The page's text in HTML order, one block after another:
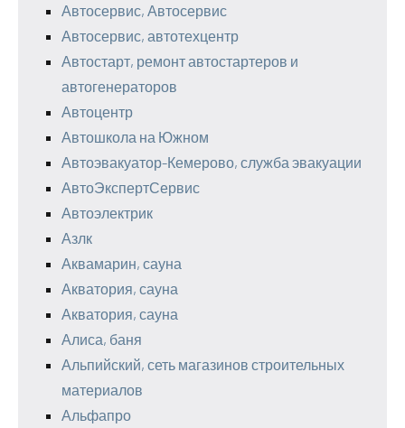
Автосервис, Автосервис
Автосервис, автотехцентр
Автостарт, ремонт автостартеров и
автогенераторов
Автоцентр
Автошкола на Южном
Автоэвакуатор-Кемерово, служба эвакуации
АвтоЭкспертСервис
Автоэлектрик
Азлк
Аквамарин, сауна
Акватория, сауна
Акватория, сауна
Алиса, баня
Альпийский, сеть магазинов строительных
материалов
Альфапро